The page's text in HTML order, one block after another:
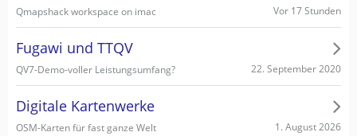
Qmapshack workspace on imac Vor 17 Stunden
Fugawi und TTQV
QV7-Demo-voller Leistungsumfang? 22. September 2020
Digitale Kartenwerke
OSM-Karten für fast ganze Welt 1. August 2026